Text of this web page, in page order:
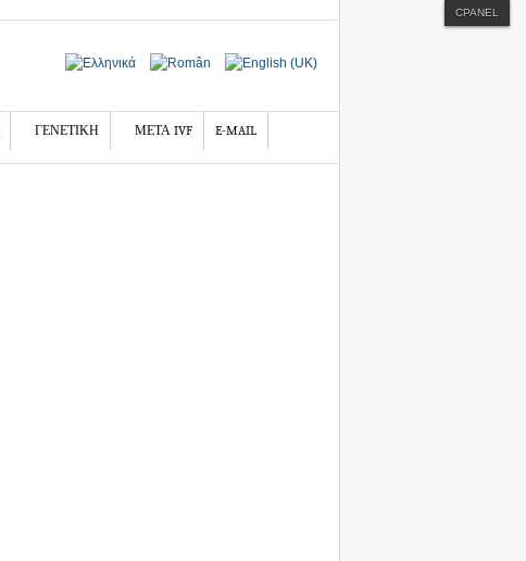
ΓΕΝΕΤΙΚΗ ΜΕΤΑ IVF E-MAIL
CPANEL